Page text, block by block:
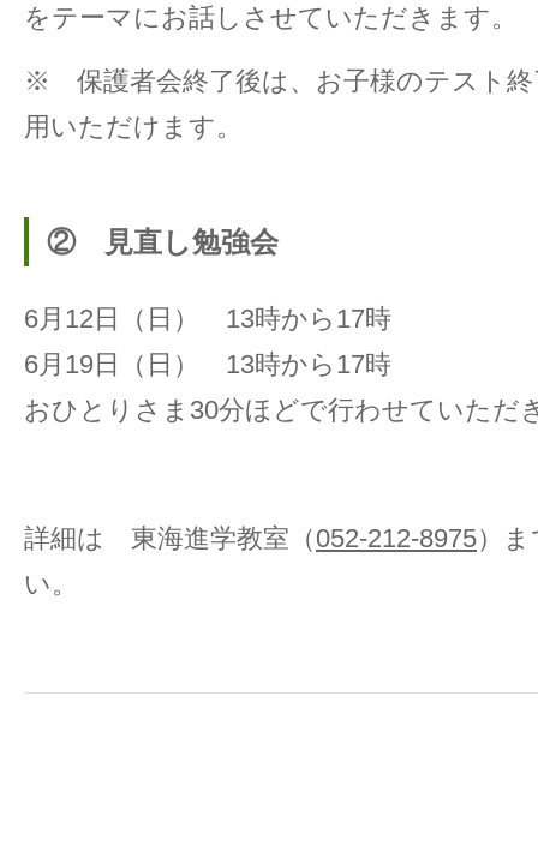
をテーマにお話しさせていただきます。
※ 保護者会終了後は、お子様のテスト終
用いただけます。
② 見直し勉強会
6月12日（日） 13時から17時
6月19日（日） 13時から17時
おひとりさま30分ほどで行わせていただ
詳細は 東海進学教室（052-212-8975）
い。